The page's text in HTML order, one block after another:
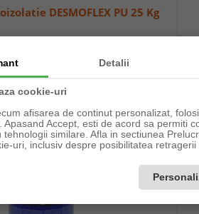
DESMOFLEX PU 25 Kg
Detalii
cookie-uri
afisarea de continut personalizat,
Apasand Accept, esti de acord sa permiti
tehnologii similare. Afla in sectiunea
uri, inclusiv despre posibilitatea retragerii